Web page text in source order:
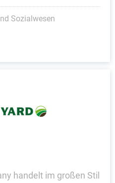
Sozialwesen
handelt im großen Stil